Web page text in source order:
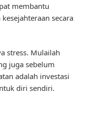
membantu
secara
stress. Mulailah
juga sebelum
adalah investasi
diri sendiri.